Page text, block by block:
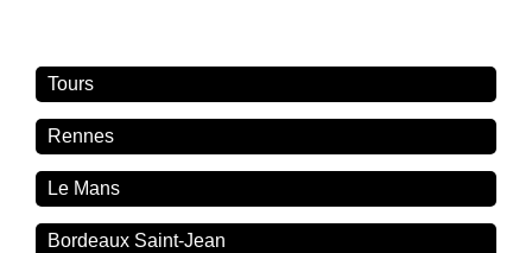
Tours
Rennes
Le Mans
Bordeaux Saint-Jean